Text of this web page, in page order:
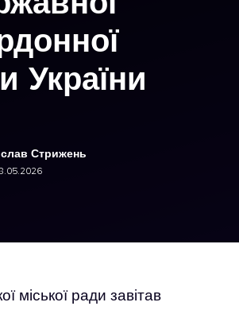
України
Стрижень
міської ради завітав